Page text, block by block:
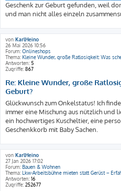
Geschenk zur Geburt gefunden, weil
und man nicht alles einzeln
von KarlHeino
26 Mai 2026 10:56
Forum: Onlineshops
Thema: Kleine Wunder, große Ratlosigkeit: Was
Antworten: 5
Zugriffe: 867
Re: Kleine Wunder, große
Geburt?
Glückwunsch zum Onkelstatus! Ich
immer eine Mischung aus nützlich und
ein hochwertiges Kuscheltier, eine
Geschenkkorb mit Baby Sachen.
von KarlHeino
27 Jan 2026 17:02
Forum: Bauen & Wohnen
Thema: Lkw-Arbeitsbühne mieten statt Gerüst –
Antworten: 16
Zugriffe: 252677